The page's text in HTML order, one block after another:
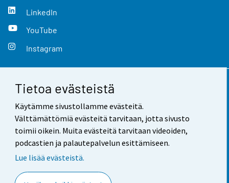
Tietoa evästeistä
Käytämme sivustollamme evästeitä.
Välttämättömiä evästeitä tarvitaan, jotta sivusto
toimii oikein. Muita evästeitä tarvitaan videoiden,
podcastien ja palautepalvelun esittämiseen.
Lue lisää evästeistä.
LinkedIn
YouTube
Instagram
Yhteystiedot
Palaute
Käyttöehdot
Saavutettavuus